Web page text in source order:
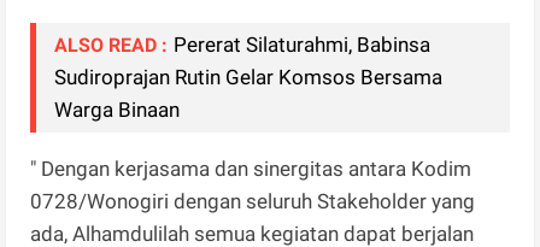
ALSO READ : Pererat Silaturahmi, Babinsa
Sudiroprajan Rutin Gelar Komsos Bersama
Warga Binaan
" Dengan kerjasama dan sinergitas antara Kodim
0728/Wonogiri dengan seluruh Stakeholder yang
ada, Alhamdulilah semua kegiatan dapat berjalan